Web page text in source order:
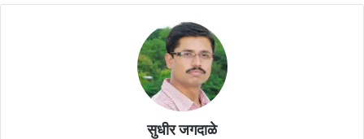
सुधीर जगदाळे